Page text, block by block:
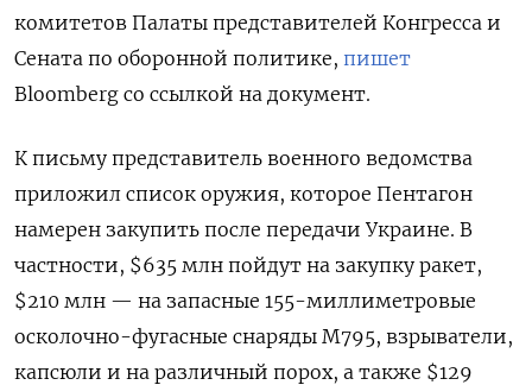
комитетов Палаты представителей Конгресса и
Сената по оборонной политике, пишет
Bloomberg со ссылкой на документ.
К письму представитель военного ведомства
приложил список оружия, которое Пентагон
намерен закупить после передачи Украине. В
частности, $635 млн пойдут на закупку ракет,
$210 млн — на запасные 155-миллиметровые
осколочно-фугасные снаряды М795, взрыватели,
капсюли и на различный порох, а также $129